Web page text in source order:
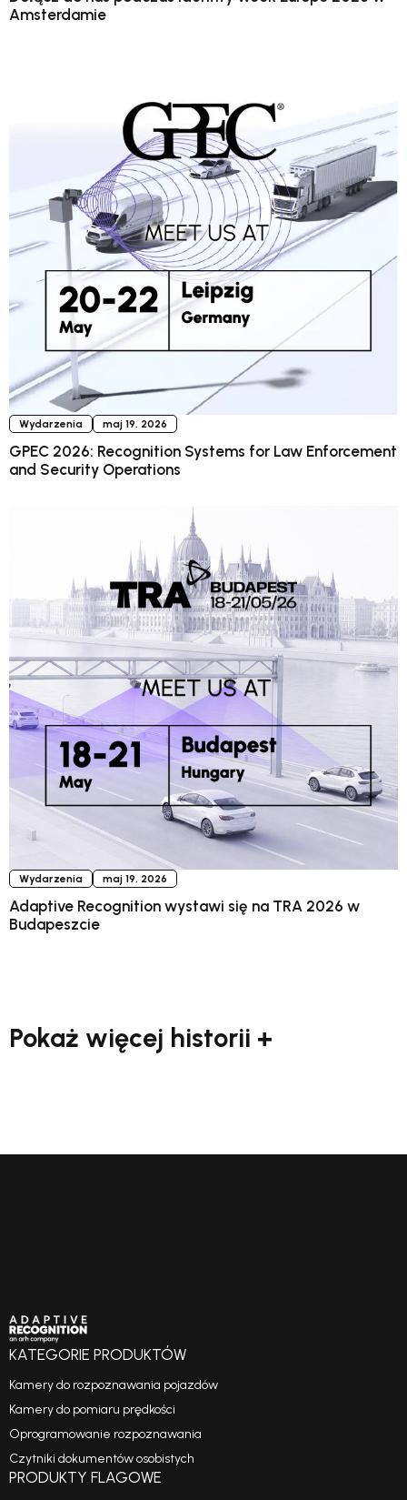
Amsterdamie
Wydarzenia maj 19, 2026
GPEC 2026: Recognition Systems for Law Enforcement
and Security Operations
Wydarzenia maj 19, 2026
Adaptive Recognition wystawi się na TRA 2026 w
Budapeszcie
Pokaż więcej historii +
KATEGORIE PRODUKTÓW
Kamery do rozpoznawania pojazdów
Kamery do pomiaru prędkości
Oprogramowanie rozpoznawania
Czytniki dokumentów osobistych
PRODUKTY FLAGOWE